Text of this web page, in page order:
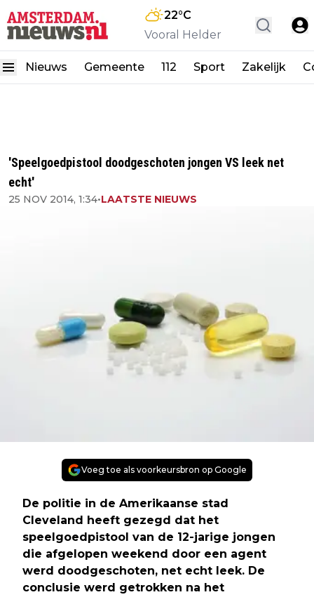
22°C
Vooral Helder
Nieuws Gemeente 112 Sport Zakelijk
'Speelgoedpistool doodgeschoten jongen VS leek net
echt'
25 NOV 2014, 1:34•LAATSTE NIEUWS
Voeg toe als voorkeursbron op Google
De politie in de Amerikaanse stad
Cleveland heeft gezegd dat het
speelgoedpistool van de 12-jarige jongen
die afgelopen weekend door een agent
werd doodgeschoten, net echt leek. De
conclusie werd getrokken na het